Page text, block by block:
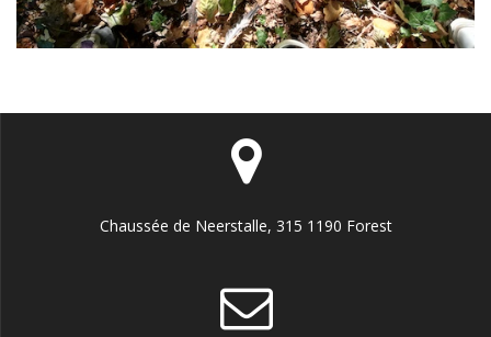
Chaussée de Neerstalle, 315 1190 Forest